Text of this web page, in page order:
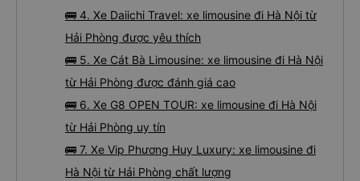
🚌 4. Xe Daiichi Travel: xe limousine đi Hà Nội từ
Hải Phòng được yêu thích
🚌 5. Xe Cát Bà Limousine: xe limousine đi Hà Nội
từ Hải Phòng được đánh giá cao
🚌 6. Xe G8 OPEN TOUR: xe limousine đi Hà Nội
từ Hải Phòng uy tín
🚌 7. Xe Vip Phương Huy Luxury: xe limousine đi
Hà Nội từ Hải Phòng chất lượng